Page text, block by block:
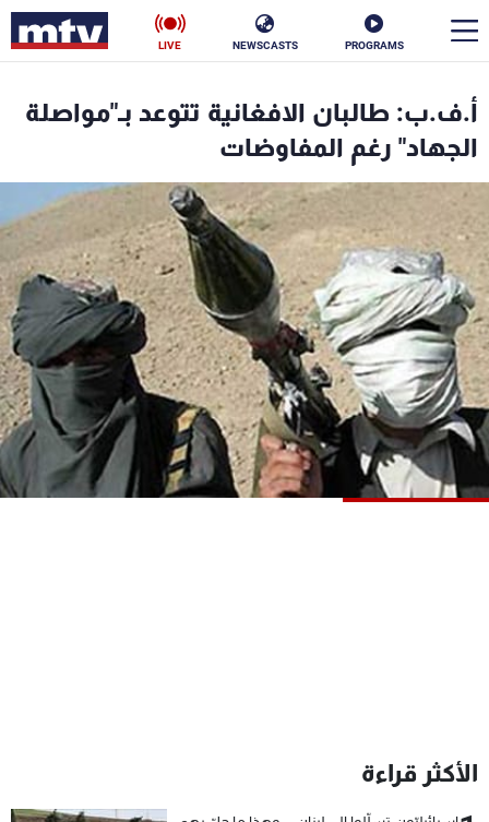
PROGRAMS
NEWSCASTS
LIVE
أ.ف.ب: طالبان الافغانية تتوعد بـ"مواصلة
الجهاد" رغم المفاوضات
الأكثر قراءة
en
الأخبار
سياسة ناس
إقتصاد فن
منوعات رياضة
كأس العالم
البرامج
جدول البرامج